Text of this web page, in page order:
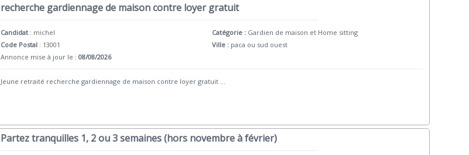
recherche gardiennage de maison contre loyer gratuit
Candidat : michel
Code Postal : 13001
Annonce mise à jour le :08/08/2026
Catégorie : Gardien de maison et Home sitting
Ville : paca ou sud ouest
Jeune retraité recherche gardiennage de maison contre loyer gratuit ...
Partez tranquilles 1, 2 ou 3 semaines (hors novembre à février)